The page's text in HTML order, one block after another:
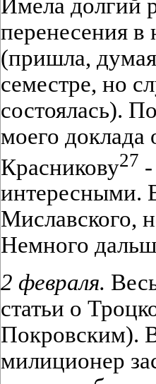
Имела долгий
перенесения в
(пришла,
семестре, но
состоялась).
моего доклада
Красникову27
интересными.
Миславского,
Немного
2 февраля.
статьи о
Покровским).
милиционер